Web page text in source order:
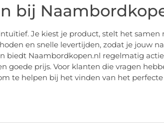
bij
Je kiest je product, stelt het samen
en snelle levertijden, zodat je jouw
biedt Naambordkopen.nl regelmatig
prijs. Voor klanten die vragen
te helpen bij het vinden van het